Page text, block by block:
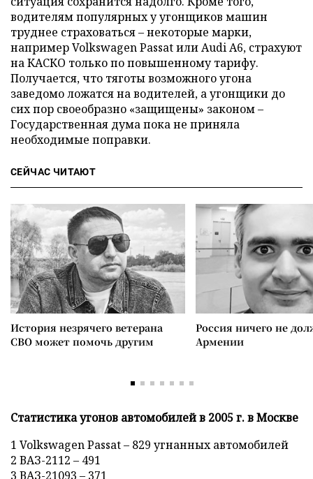
водителям популярных у угонщиков машин
труднее страховаться – некоторые марки,
например Volkswagen Passat или Audi A6, страхуют
на КАСКО только по повышенному тарифу.
Получается, что тяготы возможного угона
заведомо ложатся на водителей, а угонщики до
сих пор своеобразно «защищены» законом –
Государственная дума пока не приняла
необходимые поправки.
СЕЙЧАС ЧИТАЮТ
История незрячего ветерана
СВО может помочь другим
Россия ничего не
Армении
Статистика угонов автомобилей в 2005 г. в Москве
1 Volkswagen Passat – 829 угнанных автомобилей
2 ВАЗ-2112 – 491
3 ВАЗ-21093 – 371